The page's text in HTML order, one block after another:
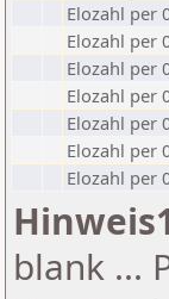
Elozahl per
Elozahl per
Elozahl per
Elozahl per
Elozahl per
Elozahl per
Elozahl per
blank ...